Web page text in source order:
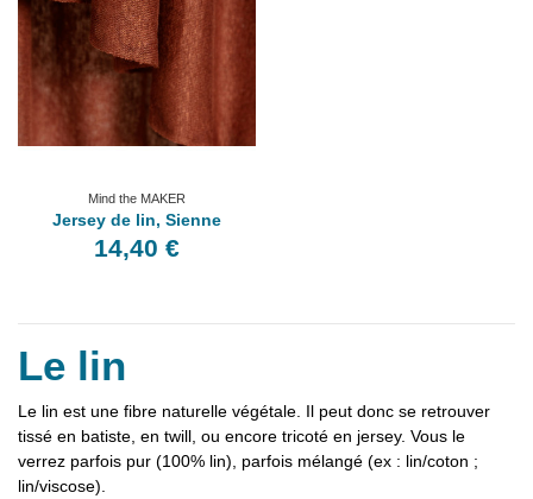
Mind the MAKER
Jersey de lin, Sienne
14,40 €
Le lin
Le lin est une fibre naturelle végétale. Il peut donc se retrouver
tissé en batiste, en twill, ou encore tricoté en jersey. Vous le
verrez parfois pur (100% lin), parfois mélangé (ex : lin/coton ;
lin/viscose).